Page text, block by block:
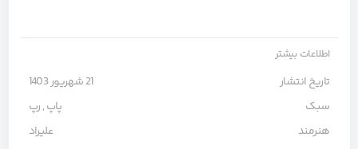
اطلاعات بیشتر
تاریخ انتشار
21 شهریور 1403
سبک
پاپ,رپ
هنرمند
علیراد